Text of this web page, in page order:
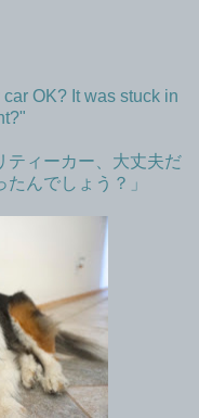
OK? It was stuck in
ティーカー、大丈夫だ
んでしょう？」